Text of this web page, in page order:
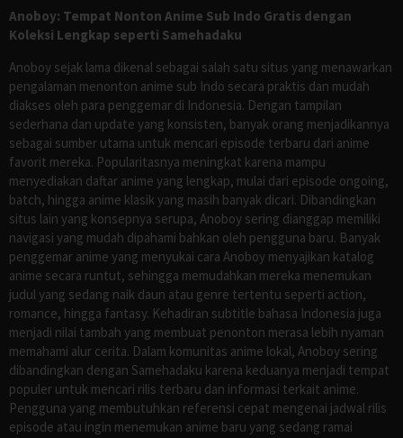
Anoboy: Tempat Nonton Anime Sub Indo Gratis dengan
Koleksi Lengkap seperti Samehadaku
Anoboy sejak lama dikenal sebagai salah satu situs yang menawarkan
pengalaman menonton anime sub Indo secara praktis dan mudah
diakses oleh para penggemar di Indonesia. Dengan tampilan
sederhana dan update yang konsisten, banyak orang menjadikannya
sebagai sumber utama untuk mencari episode terbaru dari anime
favorit mereka. Popularitasnya meningkat karena mampu
menyediakan daftar anime yang lengkap, mulai dari episode ongoing,
batch, hingga anime klasik yang masih banyak dicari. Dibandingkan
situs lain yang konsepnya serupa, Anoboy sering dianggap memiliki
navigasi yang mudah dipahami bahkan oleh pengguna baru. Banyak
penggemar anime yang menyukai cara Anoboy menyajikan katalog
anime secara runtut, sehingga memudahkan mereka menemukan
judul yang sedang naik daun atau genre tertentu seperti action,
romance, hingga fantasy. Kehadiran subtitle bahasa Indonesia juga
menjadi nilai tambah yang membuat penonton merasa lebih nyaman
memahami alur cerita. Dalam komunitas anime lokal, Anoboy sering
dibandingkan dengan Samehadaku karena keduanya menjadi tempat
populer untuk mencari rilis terbaru dan informasi terkait anime.
Pengguna yang membutuhkan referensi cepat mengenai jadwal rilis
episode atau ingin menemukan anime baru yang sedang ramai